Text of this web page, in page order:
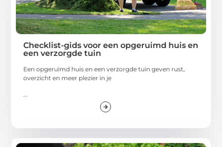
Checklist-gids voor een opgeruimd huis en
een verzorgde tuin
Een opgeruimd huis en een verzorgde tuin geven rust,
overzicht en meer plezier in je